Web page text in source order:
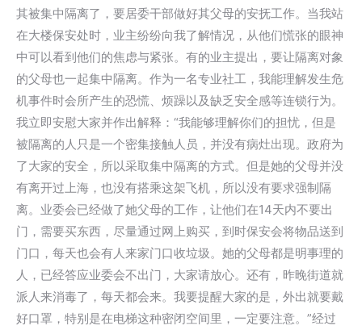
其被集中隔离了，要居委干部做好其父母的安抚工作。当我站
在大楼保安处时，业主纷纷向我了解情况，从他们慌张的眼神
中可以看到他们的焦虑与紧张。有的业主提出，要让隔离对象
的父母也一起集中隔离。作为一名专业社工，我能理解发生危
机事件时会所产生的恐慌、烦躁以及缺乏安全感等连锁行为。
我立即安慰大家并作出解释：“我能够理解你们的担忧，但是
被隔离的人只是一个密集接触人员，并没有病灶出现。政府为
了大家的安全，所以采取集中隔离的方式。但是她的父母并没
有离开过上海，也没有搭乘这架飞机，所以没有要求强制隔
离。业委会已经做了她父母的工作，让他们在14天内不要出
门，需要买东西，尽量通过网上购买，到时保安会将物品送到
门口，每天也会有人来家门口收垃圾。她的父母都是明事理的
人，已经答应业委会不出门，大家请放心。还有，昨晚街道就
派人来消毒了，每天都会来。我要提醒大家的是，外出就要戴
好口罩，特别是在电梯这种密闭空间里，一定要注意。”经过